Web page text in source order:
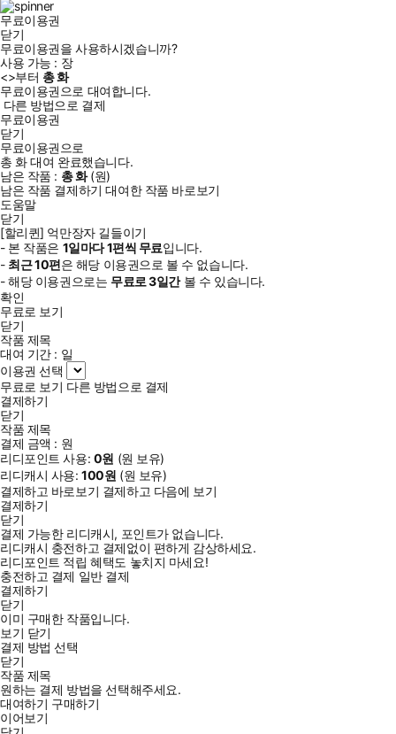
무료이용권
닫기
무료이용권을 사용하시겠습니까?
사용 가능 : 장
<>부터 총화
무료이용권으로 대여합니다.
다른 방법으로 결제
무료이용권
닫기
무료이용권으로
총 화대여 완료했습니다.
남은 작품 : 총화(원)
남은 작품 결제하기 대여한 작품 바로보기
도움말
닫기
[할리퀸] 억만장자 길들이기
- 본 작품은 1일마다1편씩 무료입니다.
- 최근10편은 해당 이용권으로 볼 수 없습니다.
- 해당 이용권으로는 무료로3일간볼 수 있습니다.
확인
무료로 보기
닫기
작품 제목
대여 기간 : 일
이용권 선택
무료로 보기 다른 방법으로 결제
결제하기
닫기
작품 제목
결제 금액 : 원
리디포인트 사용: 0원 (원 보유)
리디캐시 사용:100원 (원 보유)
결제하고 바로보기 결제하고 다음에 보기
결제하기
닫기
결제 가능한 리디캐시, 포인트가 없습니다.
리디캐시 충전하고 결제없이 편하게 감상하세요.
리디포인트 적립 혜택도 놓치지 마세요!
충전하고 결제 일반 결제
결제하기
닫기
이미 구매한 작품입니다.
보기 닫기
결제 방법 선택
닫기
작품 제목
원하는 결제 방법을 선택해주세요.
대여하기 구매하기
이어보기